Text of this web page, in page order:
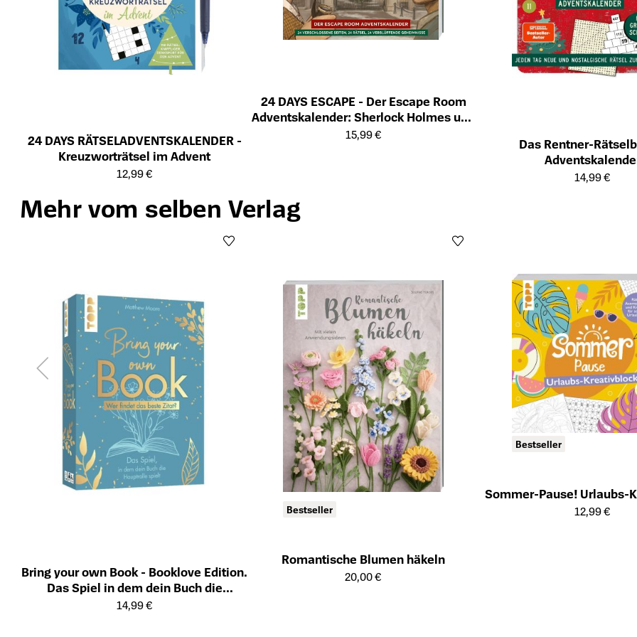
24 DAYS RÄTSELADVENTSKALENDER -
Kreuzworträtsel im Advent
Öffnet die Detailseite des Produkts
12,99 €
24 DAYS ESCAPE - Der Escape Room
Adventskalender: Sherlock Holmes und
die Verschwörung im Buckingham
Öffnet die Detailseite des Produkts
15,99 €
Das Rentner-
Öffnet die Detailseite des
14,99 €
Mehr vom selben Verlag
Bring your own Book - Booklove Edition.
Das Spiel in dem dein Buch die
Hauptrolle spielt!
Öffnet die Detailseite des Produkts
14,99 €
Bestseller
Romantische Blumen häkeln
Öffnet die Detailseite des Produkts
20,00 €
Bestseller
Sommer-Pause! Urlaubs-
Öffnet die Detailseite des
12,99 €